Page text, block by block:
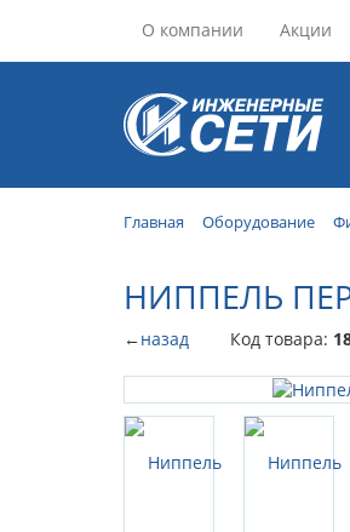
О компании Акции
Главная Оборудование
НИППЕЛЬ
←назад Код товара: